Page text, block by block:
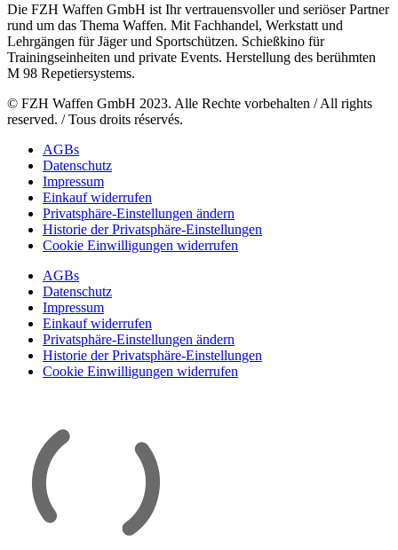
Die FZH Waffen GmbH ist Ihr vertrauensvoller und seriöser Partner
rund um das Thema Waffen. Mit Fachhandel, Werkstatt und
Lehrgängen für Jäger und Sportschützen. Schießkino für
Trainingseinheiten und private Events. Herstellung des berühmten
M 98 Repetiersystems.
© FZH Waffen GmbH 2023. Alle Rechte vorbehalten / All rights
reserved. / Tous droits réservés.
AGBs
Datenschutz
Impressum
Einkauf widerrufen
Privatsphäre-Einstellungen ändern
Historie der Privatsphäre-Einstellungen
Cookie Einwilligungen widerrufen
AGBs
Datenschutz
Impressum
Einkauf widerrufen
Privatsphäre-Einstellungen ändern
Historie der Privatsphäre-Einstellungen
Cookie Einwilligungen widerrufen